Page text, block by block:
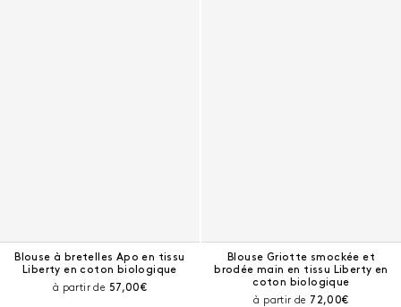
Blouse à bretelles Apo en tissu
Liberty en coton biologique
à partir de Prix courant :
57,00€
Blouse Griotte smockée et
brodée main en tissu Liberty en
coton biologique
à partir de Prix courant :
72,00€